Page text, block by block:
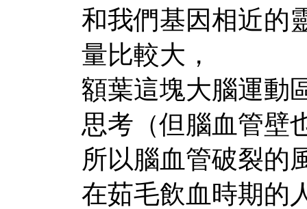
和我們基因相近的
量比較大，
額葉這塊大腦運動
思考（但腦血管壁
所以腦血管破裂的
在茹毛飲血時期的